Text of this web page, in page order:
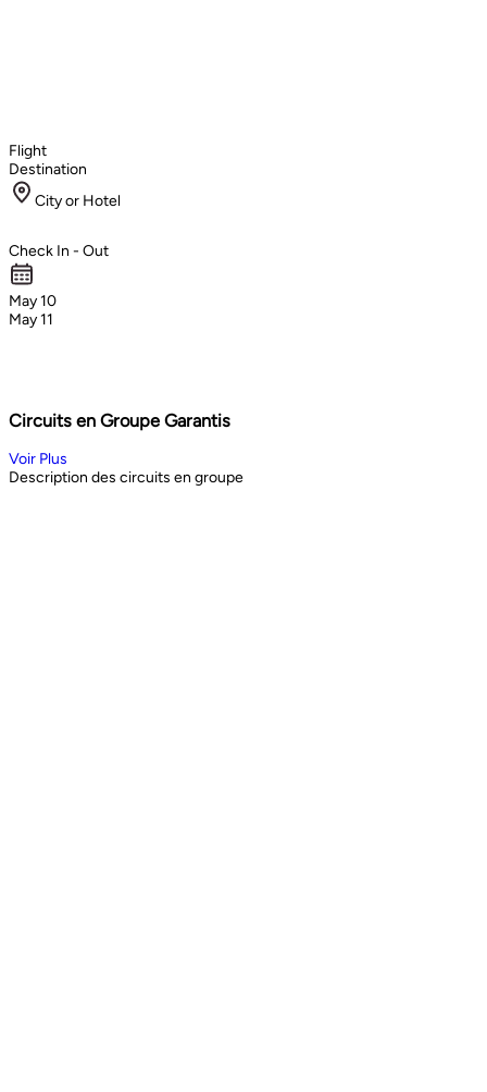
Flight
Destination
City or Hotel
Check In - Out
May 10
May 11
Circuits en Groupe Garantis
Voir Plus
Description des circuits en groupe